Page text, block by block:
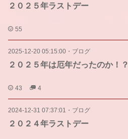
２０２５年ラストデー
55
2025-12-20 05:15:00 ・ ブログ
２０２５年は厄年だったのか！？
43 4
2024-12-31 07:37:01 ・ ブログ
２０２４年ラストデー